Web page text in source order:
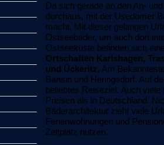
Da sich gerade an den An-
durchaus, mit der Usedomer
macht. Mit dieser gelangen
Ostseebäder, um auch dort
Ostseeküste befinden sich
Ortschaften Karlshagen,
und Ückeritz. Am
Bansin und Heringsdorf. Auf
beliebtes Reiseziel. Auch
Preisen als in Deutschland.
Bäderarchitektur zieht viele
Ferienwohnungen und
Zeltplatz nutzen.